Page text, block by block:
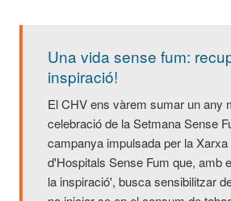
Una vida sense fum:
inspiració!
El CHV ens vàrem sumar un any
celebració de la Setmana Sense
campanya impulsada per la Xarxa
d'Hospitals Sense Fum que, amb
la inspiració', busca sensibilitzar